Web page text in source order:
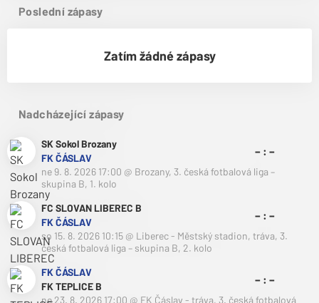
Poslední zápasy
Zatím žádné zápasy
Nadcházející zápasy
SK Sokol Brozany
FK ČÁSLAV
– : –
ne 9. 8. 2026 17:00 @ Brozany, 3. česká fotbalová liga –
skupina B, 1. kolo
FC SLOVAN LIBEREC B
FK ČÁSLAV
– : –
so 15. 8. 2026 10:15 @ Liberec - Městský stadion, tráva, 3.
česká fotbalová liga – skupina B, 2. kolo
FK ČÁSLAV
FK TEPLICE B
– : –
ne 23. 8. 2026 17:00 @ FK Čáslav - tráva, 3. česká fotbalová